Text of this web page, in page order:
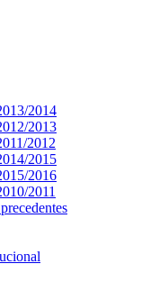
2014
2013
2012
2015
2016
2011